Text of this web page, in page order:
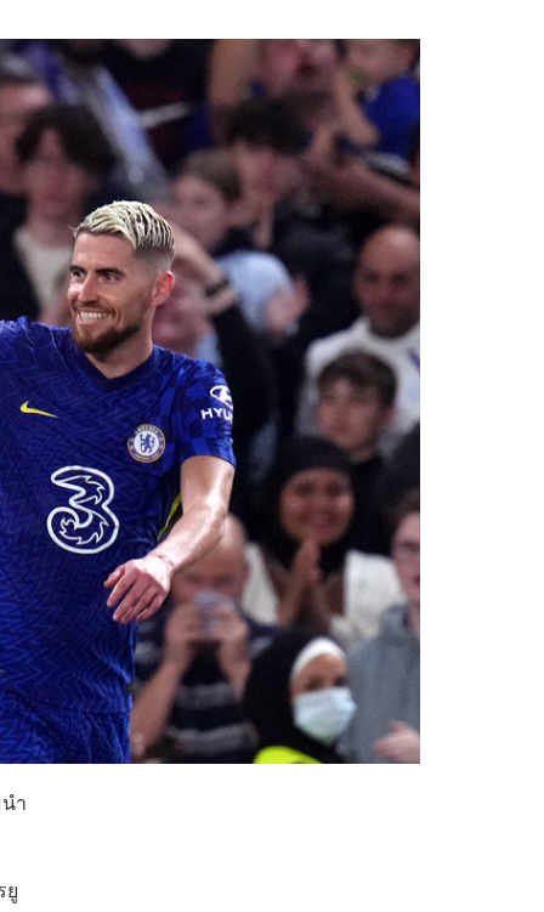
ำ
ยู